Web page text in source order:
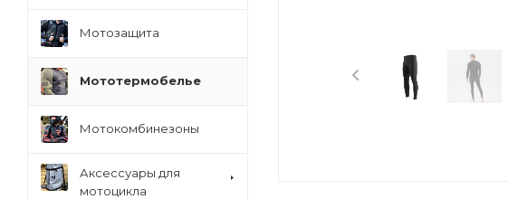
Мотозащита
Мототермобелье
Мотокомбинезоны
Аксессуары для
мотоцикла